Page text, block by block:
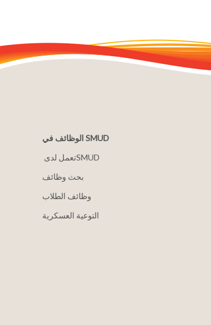
الوظائف في SMUD
بحث وظائف
وظائف الطلاب
التوعية العسكرية